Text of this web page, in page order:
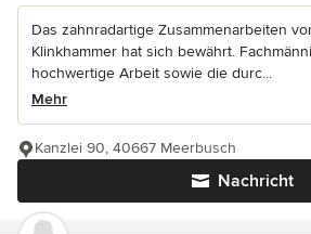
Das zahnradartige Zusammenarbeiten
Klinkhammer hat sich bewährt.
hochwertige Arbeit sowie die durc...
Mehr
Nachricht
Kanzlei 90, 40667 Meerbusch